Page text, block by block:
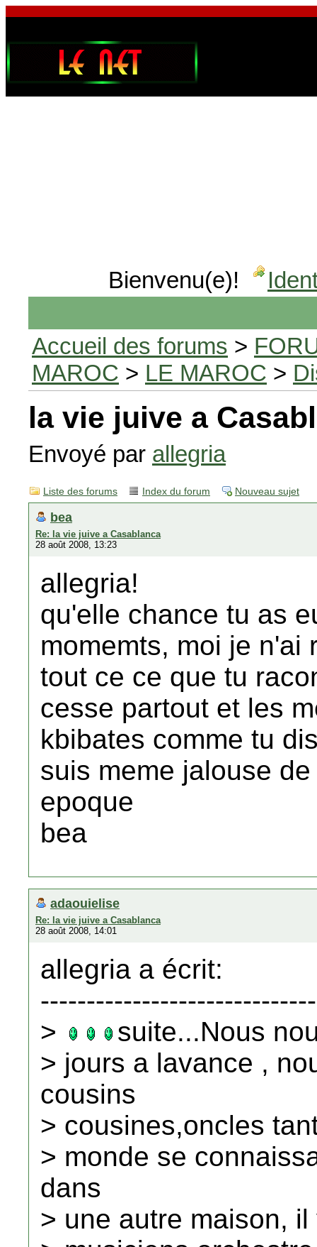
Bienvenu(e)!
Accueil des forums >
MAROC > LE MAROC >
la vie juive a
Envoyé par allegria
Liste des forums Index du forum Nouveau sujet
bea
Re: la vie juive a Casablanca
28 août 2008, 13:23
allegria!
qu'elle chance tu as
momemts, moi je n'ai
tout ce ce que tu
cesse partout et les
kbibates comme tu
suis meme jalouse
epoque
bea
adaouielise
Re: la vie juive a Casablanca
28 août 2008, 14:01
allegria a écrit:
>
suite...Nous
> jours a lavance ,
cousins
> cousines,oncles
> monde se
dans
> une autre maison,